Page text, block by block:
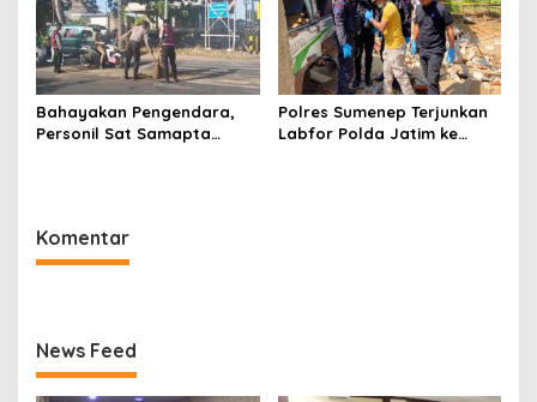
Bahayakan Pengendara,
Personil Sat Samapta
Polres Sumenep Terjunkan
Labfor Polda Jatim ke
Komentar
News Feed